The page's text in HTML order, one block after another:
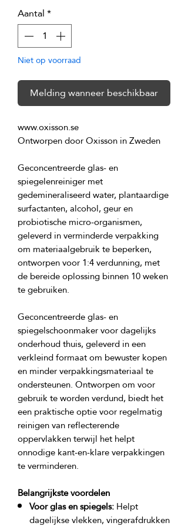
Aantal*
Niet op voorraad
Melding wanneer beschikbaar
Geconcentreerde glas- en
spiegelenreiniger met
gedemineraliseerd water, plantaardige
surfactanten, alcohol, geur en
probiotische micro-organismen,
geleverd in verminderde verpakking
om materiaalgebruik te beperken,
ontworpen voor 1:4 verdunning, met
de bereide oplossing binnen 10 weken
Geconcentreerde glas- en
spiegelschoonmaker voor dagelijks
onderhoud thuis, geleverd in een
verkleind formaat om bewuster kopen
en minder verpakkingsmateriaal te
ondersteunen. Ontworpen om voor
gebruik te worden verdund, biedt het
een praktische optie voor regelmatig
reinigen van reflecterende
oppervlakken terwijl het helpt
onnodige kant-en-klare verpakkingen
Belangrijkste voordelen
Voor glas en spiegels:Helpt
dagelijkse vlekken, vingerafdrukken